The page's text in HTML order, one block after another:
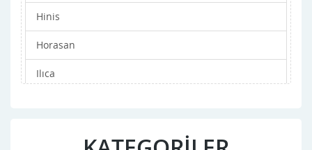
Hinis
Horasan
Ilıca